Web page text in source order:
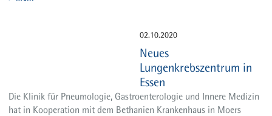
02.10.2020
Neues
Lungenkrebszentrum in
Essen
Die Klinik für Pneumologie, Gastroenterologie und Innere Medizin
hat in Kooperation mit dem Bethanien Krankenhaus in Moers